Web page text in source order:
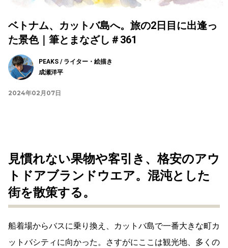
ベトナム、カットバ島へ。旅の2日目に出逢っ
た景色｜筆とまなざし＃361
PEAKS / ライター・絵描き
成瀬洋平
2024年02月07日
見慣れない果物や客引き、格安のアウ
トドアブランドウエア。混沌とした
街を散策する。
船着場からバスに乗り換え、カットバ島で一番大きな町カ
ットバシティに向かった。さすがにここは観光地、多くの